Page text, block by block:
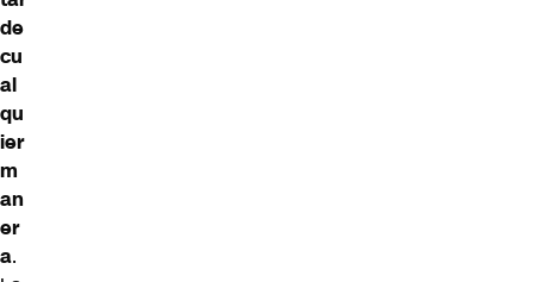
de
cu
al
qu
ier
m
an
er
a.